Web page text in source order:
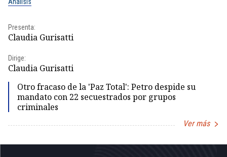
Presenta:
Claudia Gurisatti
Dirige:
Claudia Gurisatti
Otro fracaso de la 'Paz Total': Petro despide su
mandato con 22 secuestrados por grupos
criminales
Ver más
1